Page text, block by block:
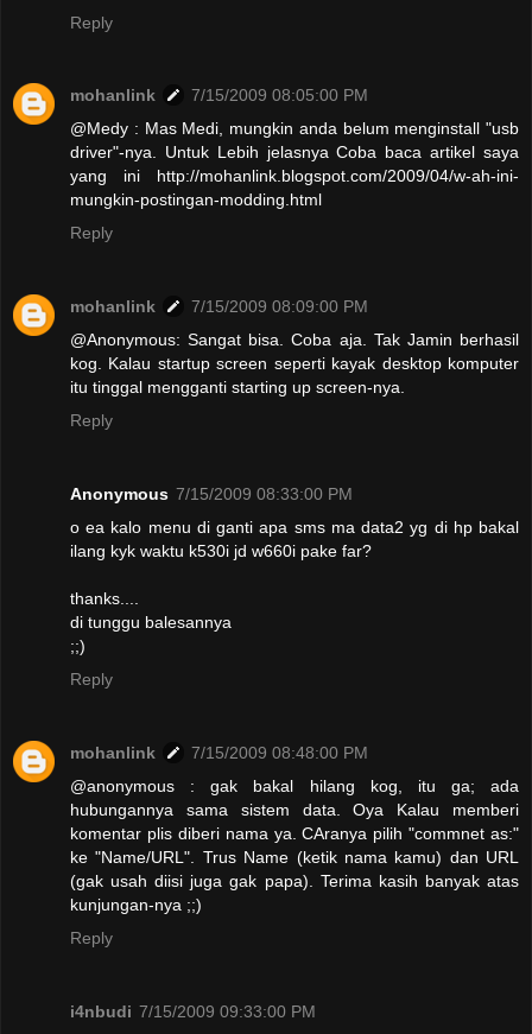
Reply
mohanlink
7/15/2009 08:05:00 PM
@Medy : Mas Medi, mungkin anda belum menginstall "usb
driver"-nya. Untuk Lebih jelasnya Coba baca artikel saya
yang ini http://mohanlink.blogspot.com/2009/04/w-ah-ini-
mungkin-postingan-modding.html
Reply
mohanlink
7/15/2009 08:09:00 PM
@Anonymous: Sangat bisa. Coba aja. Tak Jamin berhasil
kog. Kalau startup screen seperti kayak desktop komputer
itu tinggal mengganti starting up screen-nya.
Reply
Anonymous 7/15/2009 08:33:00 PM
o ea kalo menu di ganti apa sms ma data2 yg di hp bakal
ilang kyk waktu k530i jd w660i pake far?
thanks....
di tunggu balesannya
;;)
Reply
mohanlink
7/15/2009 08:48:00 PM
@anonymous : gak bakal hilang kog, itu ga; ada
hubungannya sama sistem data. Oya Kalau memberi
komentar plis diberi nama ya. CAranya pilih "commnet as:"
ke "Name/URL". Trus Name (ketik nama kamu) dan URL
(gak usah diisi juga gak papa). Terima kasih banyak atas
kunjungan-nya ;;)
Reply
i4nbudi 7/15/2009 09:33:00 PM